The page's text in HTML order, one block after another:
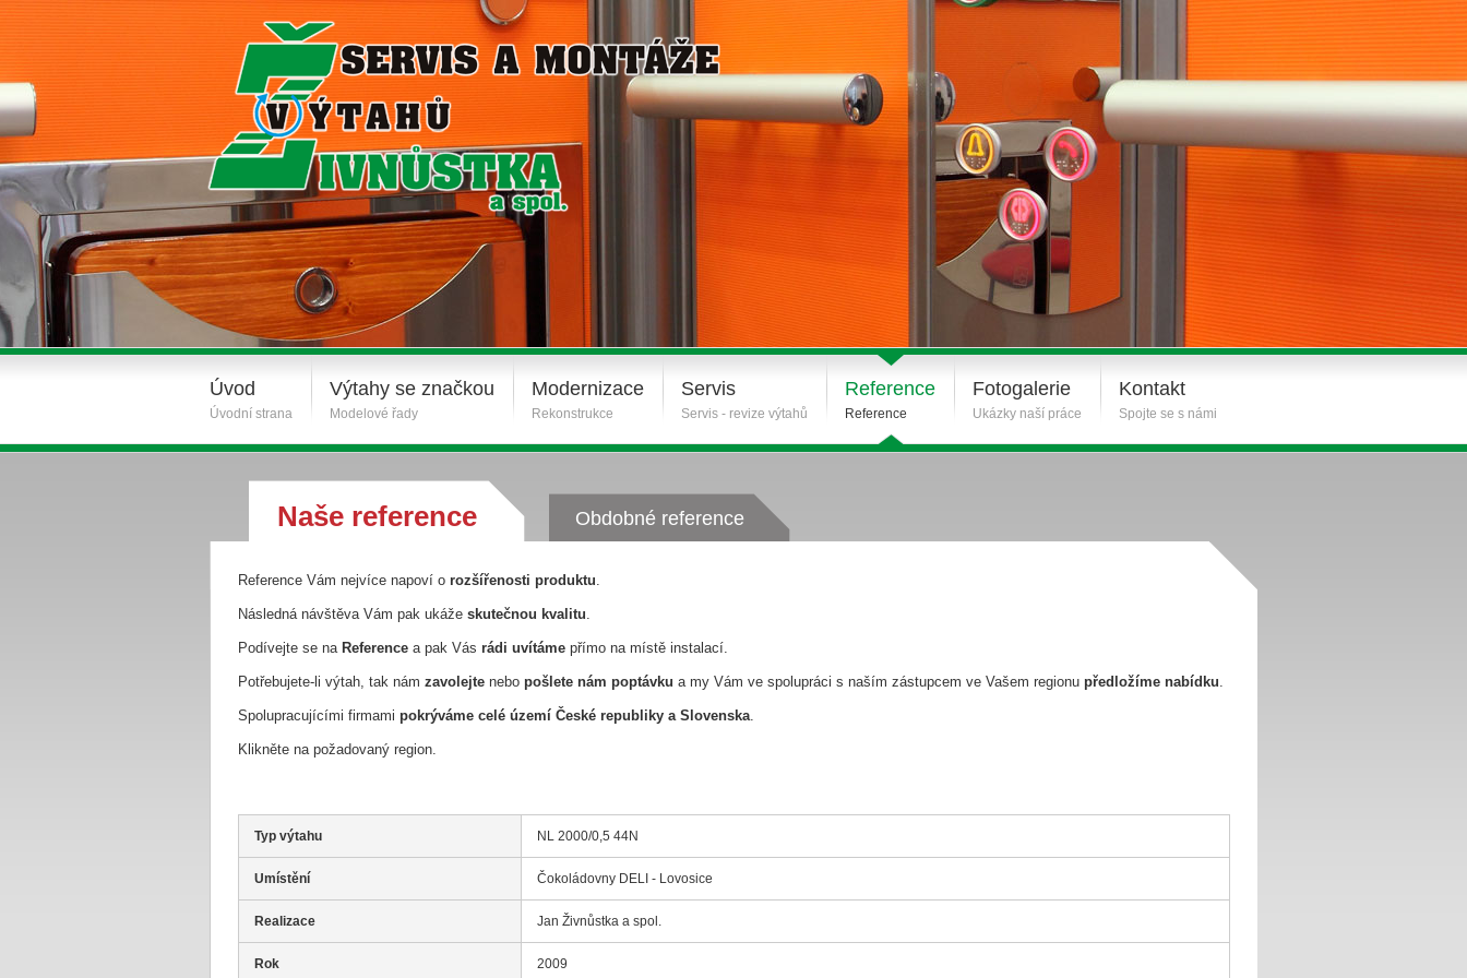
Úvod
Úvodní strana
Výtahy se značkou
Modelové řady
Modernizace
Rekonstrukce
Servis
Servis - revize výtahů
Reference
Reference
Fotogalerie
Ukázky naší práce
Kontakt
Spojte se s námi
Naše reference Obdobné reference
Reference Vám nejvíce napoví o rozšířenosti produktu.
Následná návštěva Vám pak ukáže skutečnou kvalitu.
Podívejte se na Reference a pak Vás rádi uvítáme přímo na místě instalací.
Potřebujete-li výtah, tak nám zavolejte nebo pošlete nám poptávku a my Vám ve spolupráci s naším zástupcem ve Vašem regionu předložíme nabídku.
Spolupracujícími firmami pokrýváme celé území České republiky a Slovenska.
Klikněte na požadovaný region.
Typ výtahu NL 2000/0,5 44N
Umístění Čokoládovny DELI - Lovosice
Realizace Jan Živnůstka a spol.
Rok 2009